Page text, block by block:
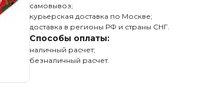
самовывоз;
курьерская доставка по Москве;
доставка в регионы РФ и страны СНГ.
Способы оплаты:
наличный расчет;
безналичный расчет.